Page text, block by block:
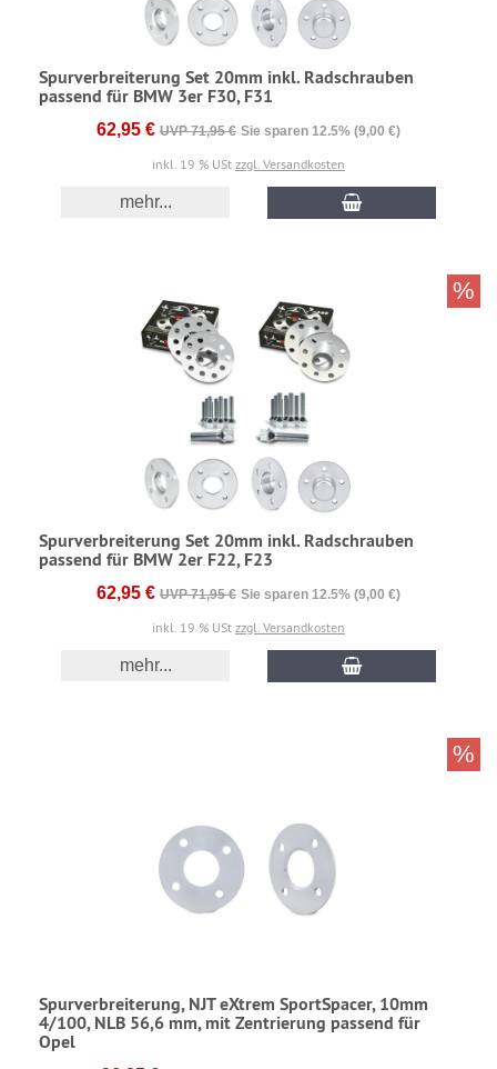
Spurverbreiterung Set 20mm inkl. Radschrauben
passend für BMW 3er F30, F31
62,95 € UVP 71,95 € Sie sparen 12.5% (9,00 €)
inkl. 19 % USt zzgl. Versandkosten
mehr...
Spurverbreiterung Set 20mm inkl. Radschrauben
passend für BMW 2er F22, F23
62,95 € UVP 71,95 € Sie sparen 12.5% (9,00 €)
inkl. 19 % USt zzgl. Versandkosten
mehr...
%
Spurverbreiterung, NJT eXtrem SportSpacer, 10mm
4/100, NLB 56,6 mm, mit Zentrierung passend für
Opel
%